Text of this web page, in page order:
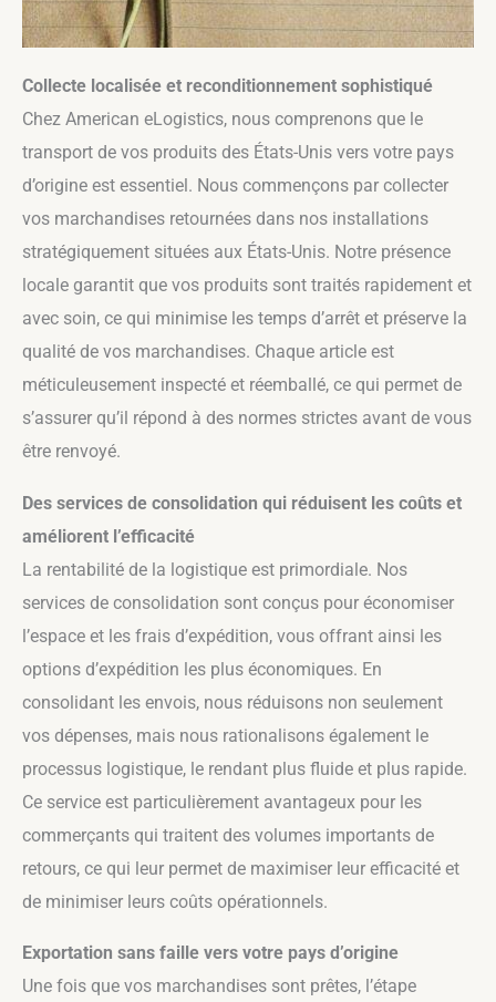
Collecte localisée et reconditionnement sophistiqué
Chez American eLogistics, nous comprenons que le
transport de vos produits des États-Unis vers votre pays
d’origine est essentiel. Nous commençons par collecter
vos marchandises retournées dans nos installations
stratégiquement situées aux États-Unis. Notre présence
locale garantit que vos produits sont traités rapidement et
avec soin, ce qui minimise les temps d’arrêt et préserve la
qualité de vos marchandises. Chaque article est
méticuleusement inspecté et réemballé, ce qui permet de
s’assurer qu’il répond à des normes strictes avant de vous
être renvoyé.
Des services de consolidation qui réduisent les coûts et
améliorent l’efficacité
La rentabilité de la logistique est primordiale. Nos
services de consolidation sont conçus pour économiser
l’espace et les frais d’expédition, vous offrant ainsi les
options d’expédition les plus économiques. En
consolidant les envois, nous réduisons non seulement
vos dépenses, mais nous rationalisons également le
processus logistique, le rendant plus fluide et plus rapide.
Ce service est particulièrement avantageux pour les
commerçants qui traitent des volumes importants de
retours, ce qui leur permet de maximiser leur efficacité et
de minimiser leurs coûts opérationnels.
Exportation sans faille vers votre pays d’origine
Une fois que vos marchandises sont prêtes, l’étape